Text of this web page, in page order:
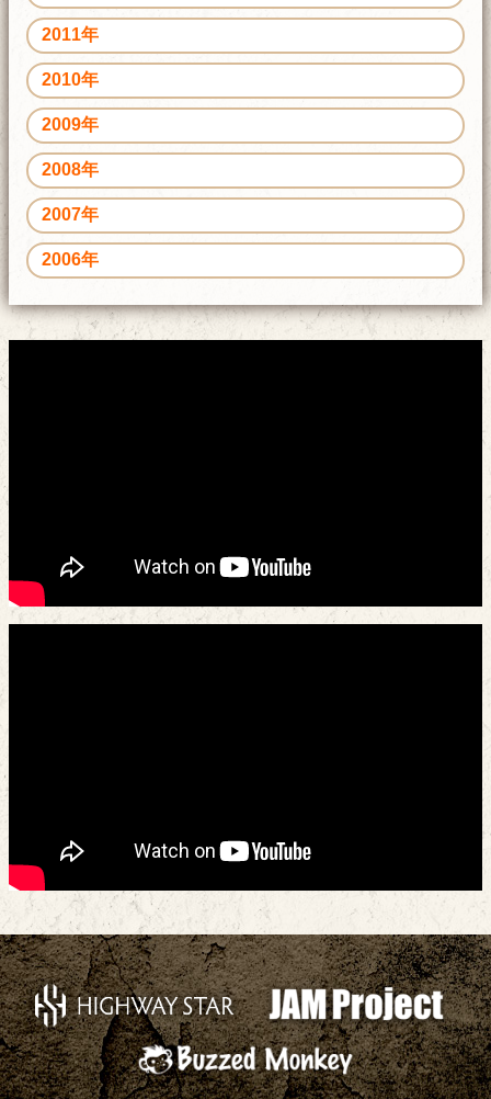
2011年
2010年
2009年
2008年
2007年
2006年